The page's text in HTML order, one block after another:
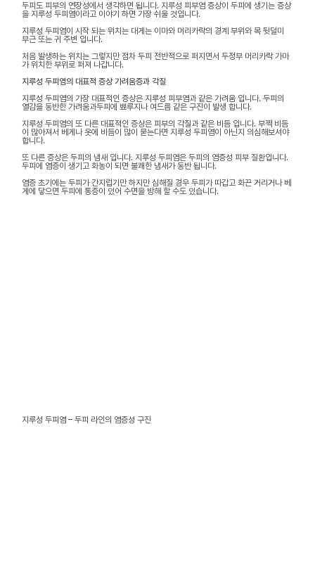
두피도 피부의 연장성에서 생각하면 됩니다. 지루성 피부염 증상이 두피에 생기는 증상
을 지루성 두피염이라고 이야기 하면 가장 쉬울 것입니다.
지루성 두피염이 시작 되는 위치는 대게는 이마와 머리카락의 경계 부위와 목 뒷덜미
부근 또는 귀 주변 입니다.
처음 발생하는 위치는 그렇지만 점차 두피 전반적으로 퍼지면서 두정부 머리카락 가마
가 위치한 부위로 퍼져 나갑니다.
지루성 두피염의 대표적 증상 가려움증과 각질
지루성 두피염의 가장 대표적인 증상은 지루성 피부염과 같은 가려움 입니다. 두피의
열감을 동반한 가려움과두피에 뾰루지나 여드름 같은 구진이 발생 합니다.
지루성 두피염의 또 다른 대표적인 증상은 피부의 각질과 같은 비듬 입니다. 부쩍 비듬
이 많아져서 베게나 옷에 비듬이 많이 묻는다면 지루성 두피염이 아닌지 의심해보셔야
합니다.
또 다른 증상은 두피의 냄새 입니다. 지루성 두피염은 두피의 염증성 피부 질환입니다.
두피에 염증이 생기고 화농이 되면 불쾌한 냄새가 동반 됩니다.
염증 초기에는 두피가 간지럽기만 하지만 심해질 경우 두피가 따갑고 화끈 거리거나 베
게에 닿으면 두피에 통증이 있어 수면을 방해 할 수도 있습니다.
지루성 두피염 – 두피 라인의 염증성 구진